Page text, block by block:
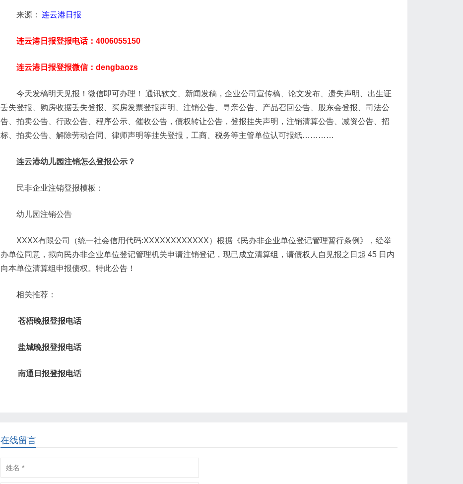
来源： 连云港日报
连云港日报登报电话：4006055150
连云港日报登报微信：dengbaozs
今天发稿明天见报！微信即可办理！ 通讯软文、新闻发稿，企业公司宣传稿、论文发布、遗失声明、出生证
丢失登报、购房收据丢失登报、买房发票登报声明、注销公告、寻亲公告、产品召回公告、股东会登报、司法公
告、拍卖公告、行政公告、程序公示、催收公告，债权转让公告，登报挂失声明，注销清算公告、减资公告、招
标、拍卖公告、解除劳动合同、律师声明等挂失登报，工商、税务等主管单位认可报纸…………
连云港幼儿园注销怎么登报公示？
民非企业注销登报模板：
幼儿园注销公告
XXXX有限公司（统一社会信用代码:XXXXXXXXXXXX）根据《民办非企业单位登记管理暂行条例》，经举
办单位同意，拟向民办非企业单位登记管理机关申请注销登记，现已成立清算组，请债权人自见报之日起 45 日内
向本单位清算组申报债权。特此公告！
相关推荐：
苍梧晚报登报电话
盐城晚报登报电话
南通日报登报电话
在线留言